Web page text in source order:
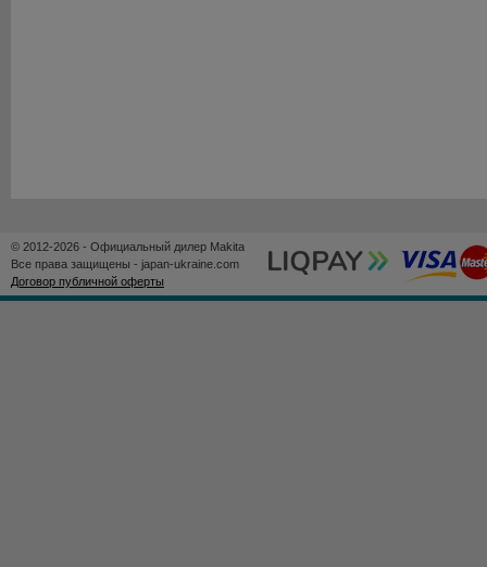
© 2012-2026 - Официальный дилер Makita
Все права защищены - japan-ukraine.com
Договор публичной оферты